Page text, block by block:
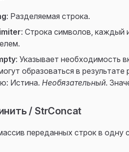
: Разделяемая строка.
: Строка символов, каждый
: Указывает необходимость
образоваться в
Истина. Необязательный.
/ StrConcat
переданных строк в одну